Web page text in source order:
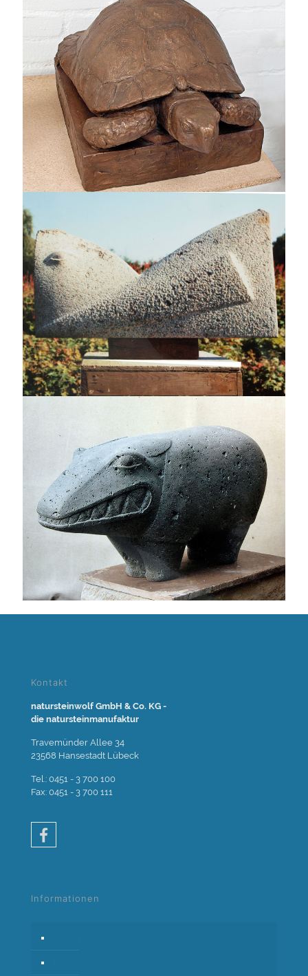
Großes Fabeltier
Rotenberger Gertelbachmonster
Kontakt
natursteinwolf GmbH & Co. KG -
die natursteinmanufaktur
Travemünder Allee 34
23568 Hansestadt Lübeck
Tel.: 0451 - 3 700 100
Fax: 0451 - 3 700 111
Informationen